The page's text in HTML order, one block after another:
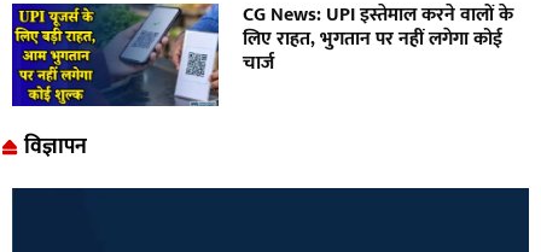
CG News: UPI इस्तेमाल करने वालों के
लिए राहत, भुगतान पर नहीं लगेगा कोई
चार्ज
विज्ञापन